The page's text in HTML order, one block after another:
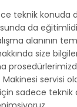
teknik konuda
da
alanının
size
servisi
sadece teknik